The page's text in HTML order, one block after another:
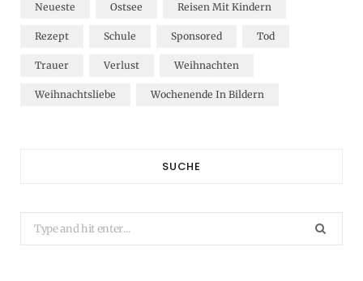
Neueste Ostsee Reisen Mit Kindern
Rezept Schule Sponsored Tod
Trauer Verlust Weihnachten
Weihnachtsliebe Wochenende In Bildern
SUCHE
Search
for: